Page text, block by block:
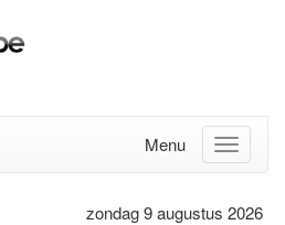
Menu
zondag 9 augustus 2026